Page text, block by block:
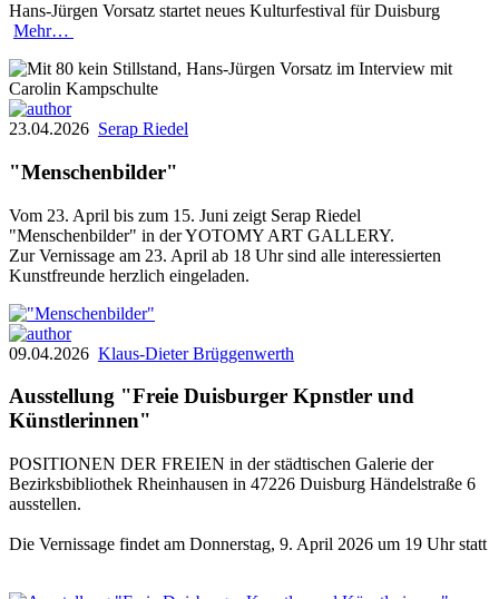
Hans-Jürgen Vorsatz startet neues Kulturfestival für Duisburg
Mehr…
23.04.2026 Serap Riedel
"Menschenbilder"
Vom 23. April bis zum 15. Juni zeigt Serap Riedel
"Menschenbilder" in der YOTOMY ART GALLERY.
Zur Vernissage am 23. April ab 18 Uhr sind alle interessierten
Kunstfreunde herzlich eingeladen.
09.04.2026 Klaus-Dieter Brüggenwerth
Ausstellung "Freie Duisburger Kpnstler und
Künstlerinnen"
POSITIONEN DER FREIEN in der städtischen Galerie der
Bezirksbibliothek Rheinhausen in 47226 Duisburg Händelstraße 6
ausstellen.
Die Vernissage findet am Donnerstag, 9. April 2026 um 19 Uhr statt